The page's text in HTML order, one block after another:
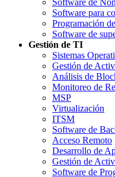
Software de
Software para
Programación
Software de
Gestión de TI
Sistemas
Gestión de
Análisis de
Monitoreo de
MSP
Virtualización
ITSM
Software de
Acceso Remoto
Desarrollo de
Gestión de
Software de